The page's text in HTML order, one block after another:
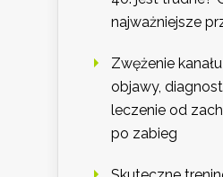
najważniejsze
Zwężenie
objawy,
leczenie od
po zabieg